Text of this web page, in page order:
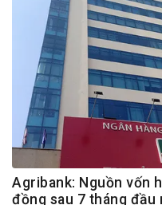
Agribank: Nguồn vốn
đồng sau 7 tháng đầu